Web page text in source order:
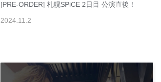
[PRE-ORDER] 札幌SPiCE 2日目 公演直後！
2024.11.2